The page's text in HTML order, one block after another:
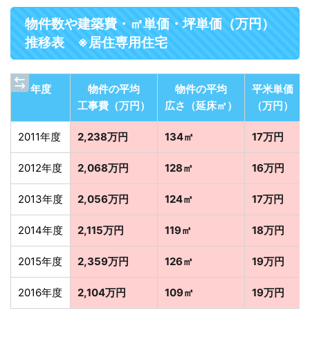
物件数や建築費・㎡単価・坪単価（万円）
推移表 ※居住専用住宅
年度
物件の平均
工事費（万円）
物件の平均
広さ（延床㎡）
平米単価
（万円）
2011年度 2,238万円 134㎡ 17万円
2012年度 2,068万円 128㎡ 16万円
2013年度 2,056万円 124㎡ 17万円
2014年度 2,115万円 119㎡ 18万円
2015年度 2,359万円 126㎡ 19万円
2016年度 2,104万円 109㎡ 19万円